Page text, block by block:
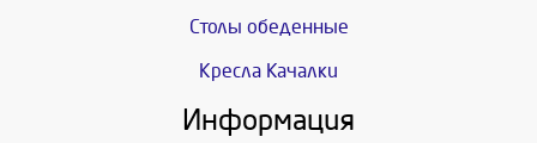
Столы обеденные
Кресла Качалки
Информация